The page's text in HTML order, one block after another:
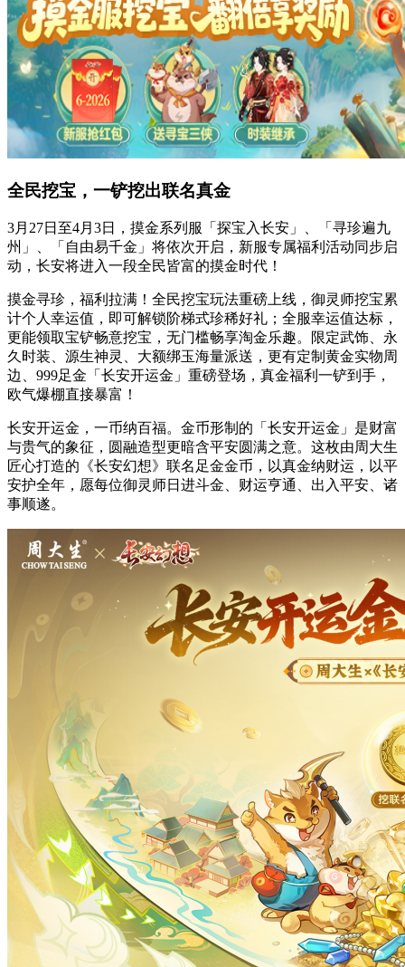
全民挖宝，一铲挖出联名真金
3月27日至4月3日，摸金系列服「探宝入长安」、「寻珍遍九
州」、「自由易千金」将依次开启，新服专属福利活动同步启
动，长安将进入一段全民皆富的摸金时代！
摸金寻珍，福利拉满！全民挖宝玩法重磅上线，御灵师挖宝累
计个人幸运值，即可解锁阶梯式珍稀好礼；全服幸运值达标，
更能领取宝铲畅意挖宝，无门槛畅享淘金乐趣。限定武饰、永
久时装、源生神灵、大额绑玉海量派送，更有定制黄金实物周
边、999足金「长安开运金」重磅登场，真金福利一铲到手，
欧气爆棚直接暴富！
长安开运金，一币纳百福。金币形制的「长安开运金」是财富
与贵气的象征，圆融造型更暗含平安圆满之意。这枚由周大生
匠心打造的《长安幻想》联名足金金币，以真金纳财运，以平
安护全年，愿每位御灵师日进斗金、财运亨通、出入平安、诸
事顺遂。